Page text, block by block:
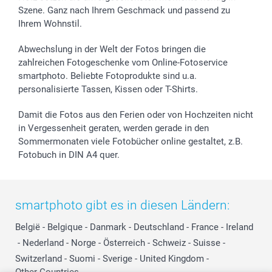
Investor Relations
B2B smartbusiness
Widerrufsrecht
Geburtstag
Geburt
Zu allen Anlässen
Anmelden /Registrieren
Sitemap
Status der Bestellung
smartfriends
smartgarantie
smartbonus
Szene. Ganz nach Ihrem Geschmack und passend zu
Ihrem Wohnstil.
Abwechslung in der Welt der Fotos bringen die
zahlreichen Fotogeschenke vom Online-Fotoservice
smartphoto. Beliebte Fotoprodukte sind u.a.
personalisierte Tassen, Kissen oder T-Shirts.
Damit die Fotos aus den Ferien oder von Hochzeiten nicht
in Vergessenheit geraten, werden gerade in den
Sommermonaten viele Fotobücher online gestaltet, z.B.
Fotobuch in DIN A4 quer.
smartphoto gibt es in diesen Ländern:
België - Belgique - Danmark - Deutschland - France - Ireland
- Nederland - Norge - Österreich - Schweiz - Suisse -
Switzerland - Suomi - Sverige - United Kingdom -